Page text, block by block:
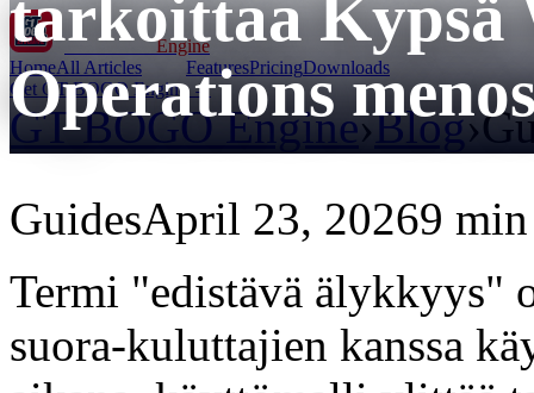
GT BOGOEngine
HomeAll Articles FeaturesPricingDownloads
Get GT BOGO Engine →
GT BOGO Engine›Blog›
tarkoittaa Kypsä
Operations
GuidesApril 23, 20269
Termi "edistävä älykkyys"
suora-kuluttajien kanssa